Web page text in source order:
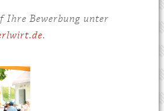
Ihre Bewerbung unter
.